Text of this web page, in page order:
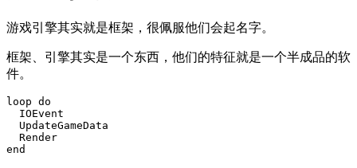
游戏引擎其实就是框架，很佩服他们会起名字。
框架、引擎其实是一个东西，他们的特征就是一个半成品的软
件。
loop do
IOEvent
UpdateGameData
Render
end